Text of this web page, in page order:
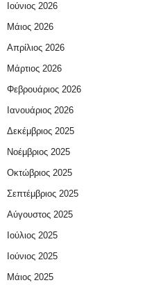
Ιούνιος 2026
Μάιος 2026
Απρίλιος 2026
Μάρτιος 2026
Φεβρουάριος 2026
Ιανουάριος 2026
Δεκέμβριος 2025
Νοέμβριος 2025
Οκτώβριος 2025
Σεπτέμβριος 2025
Αύγουστος 2025
Ιούλιος 2025
Ιούνιος 2025
Μάιος 2025